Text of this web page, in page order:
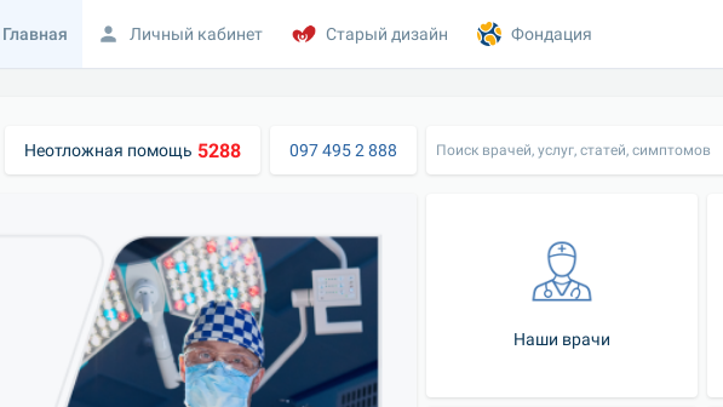
Неотложная помощь 5288 097 495 2 888 Поиск врачей, услуг, статей, симптомов
Наши врачи
Главная Личный кабинет Старый дизайн Фондация